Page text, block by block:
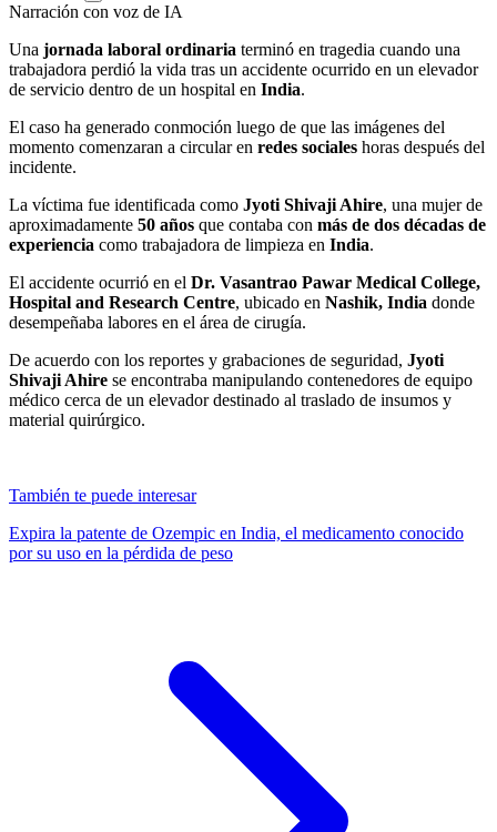
Narración con voz de IA
Una jornada laboral ordinaria terminó en tragedia cuando una
trabajadora perdió la vida tras un accidente ocurrido en un elevador
de servicio dentro de un hospital en India.
El caso ha generado conmoción luego de que las imágenes del
momento comenzaran a circular en redes sociales horas después del
incidente.
La víctima fue identificada como Jyoti Shivaji Ahire, una mujer de
aproximadamente 50 años que contaba con más de dos décadas de
experiencia como trabajadora de limpieza en India.
El accidente ocurrió en el Dr. Vasantrao Pawar Medical College,
Hospital and Research Centre, ubicado en Nashik, India donde
desempeñaba labores en el área de cirugía.
De acuerdo con los reportes y grabaciones de seguridad, Jyoti
Shivaji Ahire se encontraba manipulando contenedores de equipo
médico cerca de un elevador destinado al traslado de insumos y
material quirúrgico.
También te puede interesar
Expira la patente de Ozempic en India, el medicamento conocido
por su uso en la pérdida de peso